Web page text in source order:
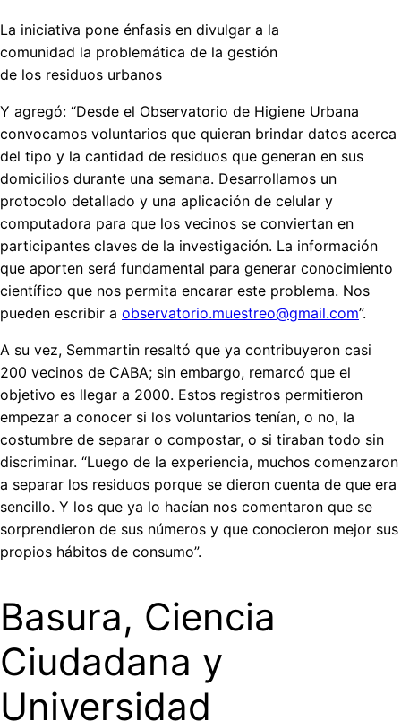
La iniciativa pone énfasis en divulgar a la
comunidad la problemática de la gestión
de los residuos urbanos
Y agregó: “Desde el Observatorio de Higiene Urbana
convocamos voluntarios que quieran brindar datos acerca
del tipo y la cantidad de residuos que generan en sus
domicilios durante una semana. Desarrollamos un
protocolo detallado y una aplicación de celular y
computadora para que los vecinos se conviertan en
participantes claves de la investigación. La información
que aporten será fundamental para generar conocimiento
científico que nos permita encarar este problema. Nos
pueden escribir a observatorio.muestreo@gmail.com”.
A su vez, Semmartin resaltó que ya contribuyeron casi
200 vecinos de CABA; sin embargo, remarcó que el
objetivo es llegar a 2000. Estos registros permitieron
empezar a conocer si los voluntarios tenían, o no, la
costumbre de separar o compostar, o si tiraban todo sin
discriminar. “Luego de la experiencia, muchos comenzaron
a separar los residuos porque se dieron cuenta de que era
sencillo. Y los que ya lo hacían nos comentaron que se
sorprendieron de sus números y que conocieron mejor sus
propios hábitos de consumo”.
Basura, Ciencia
Ciudadana y
Universidad